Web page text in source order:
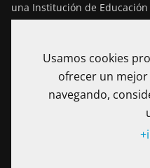
una Institución de
inspección y vigilancia del
mediante Resolución No.
expedida por el Ministerio
Calle 100 No. 19-61 piso 8º,
Usamos cookies
ofrecer un
navegando,